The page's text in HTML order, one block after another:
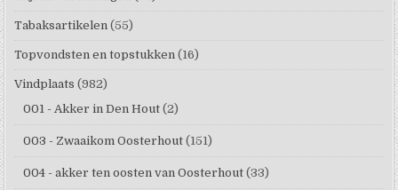
Tabaksartikelen (55)
Topvondsten en topstukken (16)
Vindplaats (982)
001 - Akker in Den Hout (2)
003 - Zwaaikom Oosterhout (151)
004 - akker ten oosten van Oosterhout (33)